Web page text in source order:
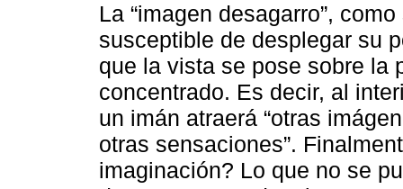
La “imagen desagarro”,
susceptible de desplegar su
que la vista se pose sobre la
concentrado. Es decir, al
un imán atraerá “otras
otras sensaciones”.
imaginación? Lo que no se